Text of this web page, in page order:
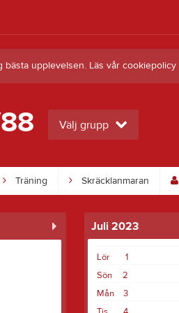
upplevelsen. Läs vår cookiepolicy
Välj grupp
Träning Skräcklanmaran
Juli 2023
1
Lör
2
Sön
3
Mån